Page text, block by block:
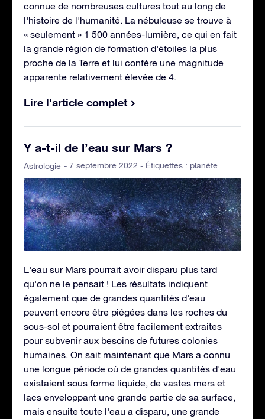
connue de nombreuses cultures tout au long de
l'histoire de l'humanité. La nébuleuse se trouve à
« seulement » 1 500 années-lumière, ce qui en fait
la grande région de formation d'étoiles la plus
proche de la Terre et lui confère une magnitude
apparente relativement élevée de 4.
Lire l'article complet
Y a-t-il de l’eau sur Mars ?
Astrologie - 7 septembre 2022 - Étiquettes : planète
L'eau sur Mars pourrait avoir disparu plus tard
qu'on ne le pensait ! Les résultats indiquent
également que de grandes quantités d'eau
peuvent encore être piégées dans les roches du
sous-sol et pourraient être facilement extraites
pour subvenir aux besoins de futures colonies
humaines. On sait maintenant que Mars a connu
une longue période où de grandes quantités d'eau
existaient sous forme liquide, de vastes mers et
lacs enveloppant une grande partie de sa surface,
mais ensuite toute l'eau a disparu, une grande